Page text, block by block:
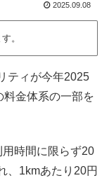
2025.09.08
。
ティが今年2025
金体系の一部を
時間に限らず20
、1kmあたり20円